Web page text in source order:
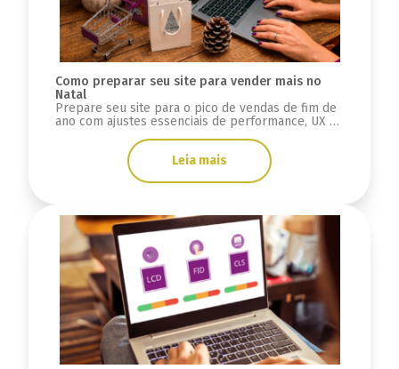
Como preparar seu site para vender mais no
Natal
Prepare seu site para o pico de vendas de fim de
ano com ajustes essenciais de performance, UX e
Leia mais